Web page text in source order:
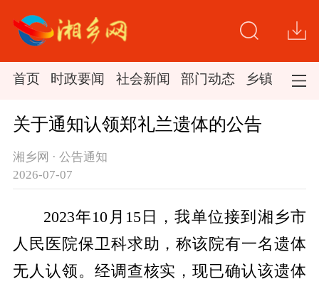
首页 时政要闻 社会新闻 部门动态 乡镇新闻
关于通知认领郑礼兰遗体的公告
湘乡网 · 公告通知
2026-07-07
2023年10月15日，我单位接到湘乡市
人民医院保卫科求助，称该院有一名遗体
无人认领。经调查核实，现已确认该遗体